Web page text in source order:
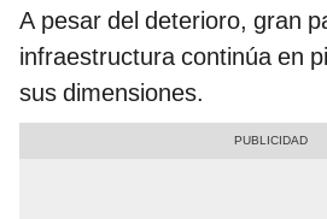
A pesar del deterioro, gran
infraestructura continúa en
sus dimensiones.